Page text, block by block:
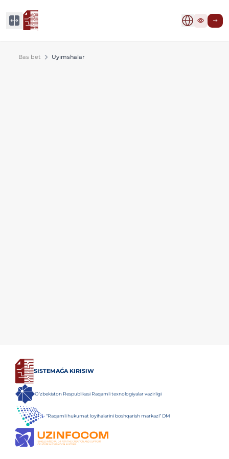
Bas bet Uyımshalar
SISTEMAǴA KIRISIW
O‘zbekiston Respublikasi Raqamli texnologiyalar vazirligi
“Raqamli hukumat loyihalarini boshqarish markazi” DM